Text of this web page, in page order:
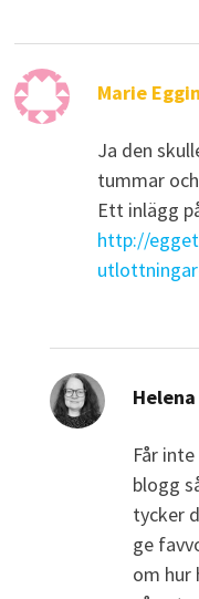
Marie
Ja den
tummar
Ett inlägg
http://
Helena
Får
blogg
tycker
ge
om hur